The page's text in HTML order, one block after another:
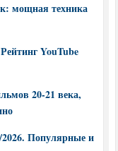
мощная техника
YouTube
20-21 века,
Популярные и